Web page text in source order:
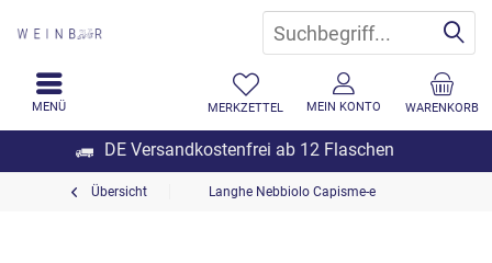
DE Versandkostenfrei ab 12 Flaschen
WARENKORB
MERKZETTEL MEIN KONTO
MENÜ
Übersicht Langhe Nebbiolo Capisme-e